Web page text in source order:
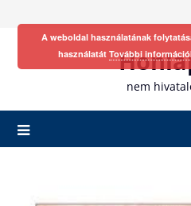
nem
A weboldal használatának
használatát További